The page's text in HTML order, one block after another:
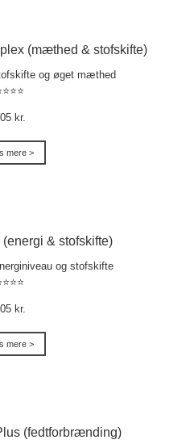
(mæthed & stofskifte)
og øget mæthed
kr.
mere >
& stofskifte)
og stofskifte
kr.
mere >
(fedtforbrænding)